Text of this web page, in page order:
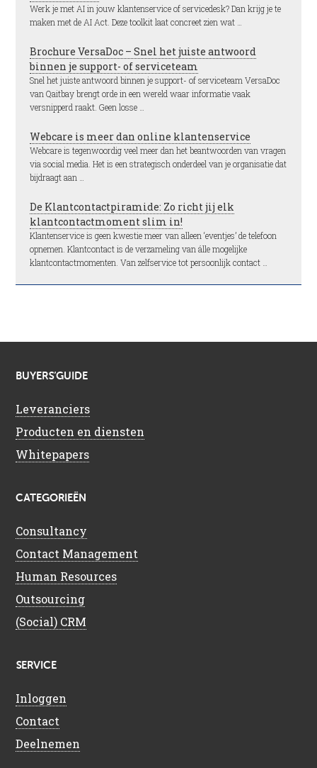
Werk je met AI in jouw klantenservice of servicedesk? Dan krijg je te
maken met de AI Act. Deze toolkit laat concreet zien wat …
Brochure VersaDoc – Snel het juiste antwoord
binnen je support- of serviceteam
Snel het juiste antwoord binnen je support- of serviceteam VersaDoc
van Qaitbay brengt orde in een wereld waar informatie vaak
versnipperd raakt. Geen losse …
Webcare is meer dan online klantenservice
Webcare is tegenwoordig veel meer dan het beantwoorden van vragen
via social media. Het is een strategisch onderdeel van je organisatie dat
bijdraagt aan …
De Klantcontactpiramide: Zo richt jij elk
klantcontactmoment slim in!
Klantenservice is geen kwestie meer van alleen ‘eventjes’ de telefoon
opnemen. Klantcontact is de verzameling van álle mogelijke
klantcontactmomenten. Van zelfservice tot persoonlijk contact …
BUYERS’GUIDE
Leveranciers
Producten en diensten
Whitepapers
CATEGORIEËN
Consultancy
Contact Management
Human Resources
Outsourcing
(Social) CRM
SERVICE
Inloggen
Contact
Deelnemen